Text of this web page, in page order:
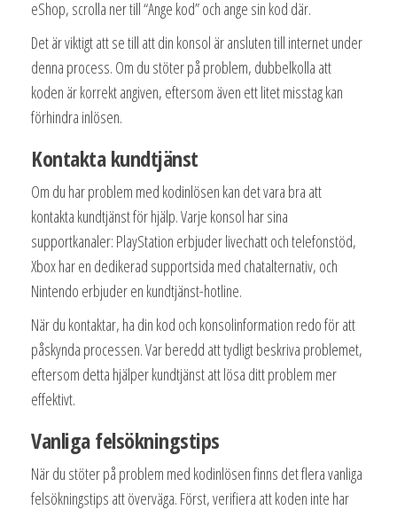
eShop, scrolla ner till “Ange kod” och ange sin kod där.
Det är viktigt att se till att din konsol är ansluten till internet under
denna process. Om du stöter på problem, dubbelkolla att
koden är korrekt angiven, eftersom även ett litet misstag kan
förhindra inlösen.
Kontakta kundtjänst
Om du har problem med kodinlösen kan det vara bra att
kontakta kundtjänst för hjälp. Varje konsol har sina
supportkanaler: PlayStation erbjuder livechatt och telefonstöd,
Xbox har en dedikerad supportsida med chatalternativ, och
Nintendo erbjuder en kundtjänst-hotline.
När du kontaktar, ha din kod och konsolinformation redo för att
påskynda processen. Var beredd att tydligt beskriva problemet,
eftersom detta hjälper kundtjänst att lösa ditt problem mer
effektivt.
Vanliga felsökningstips
När du stöter på problem med kodinlösen finns det flera vanliga
felsökningstips att överväga. Först, verifiera att koden inte har